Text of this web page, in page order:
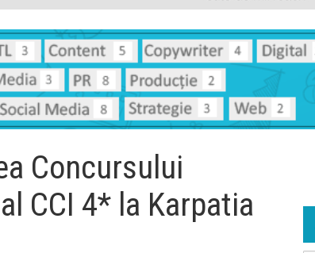
Concursului
CCI 4* la Karpatia